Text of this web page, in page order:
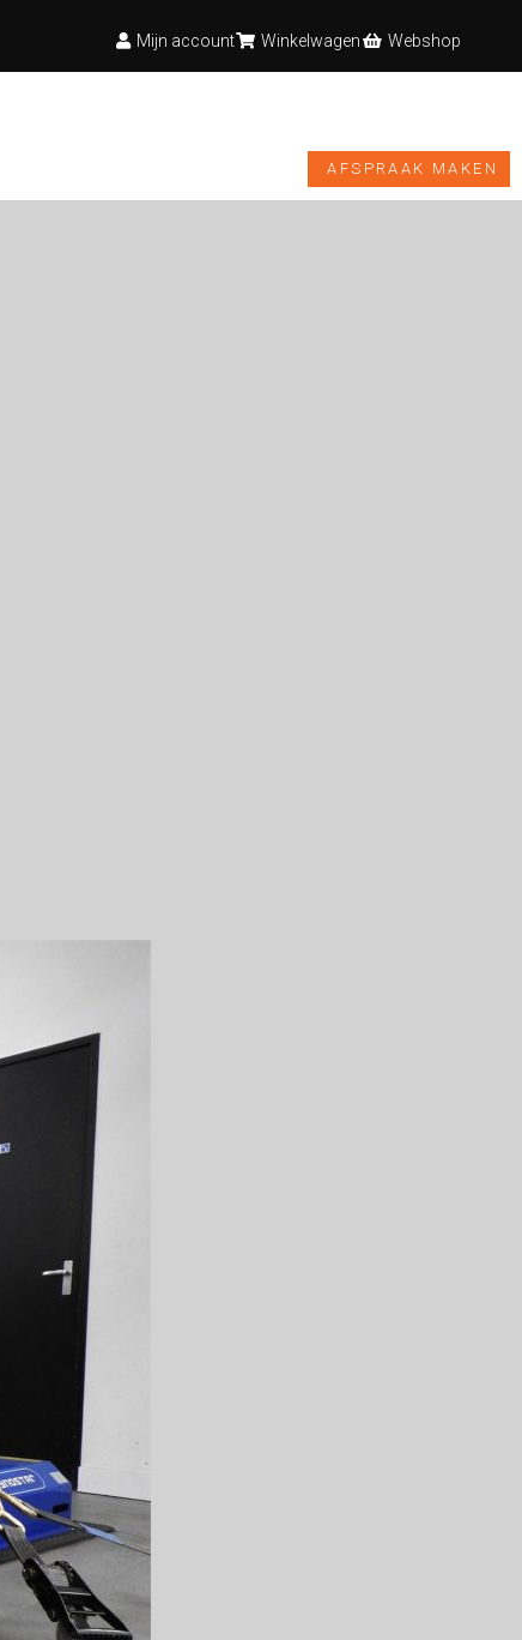
Mijn account Winkelwagen Webshop
AFSPRAAK MAKEN